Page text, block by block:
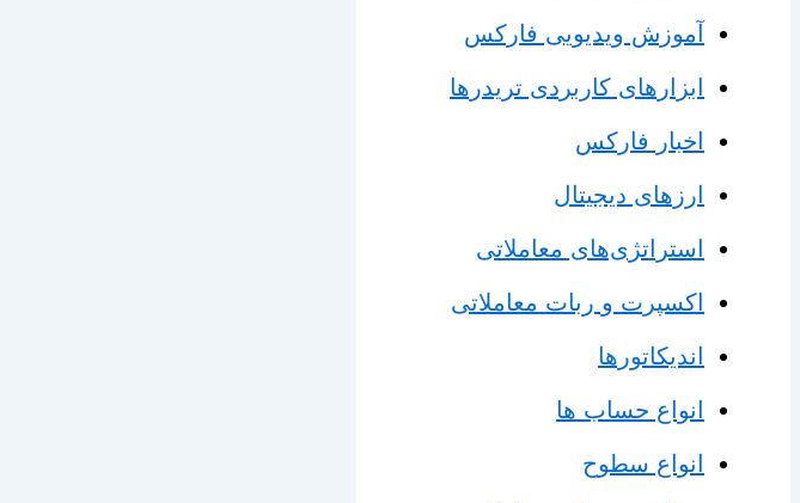
آموزش ویدیویی فارکس
ابزارهای کاربردی تریدرها
اخبار فارکس
ارزهای دیجیتال
استراتژی‌های معاملاتی
اکسپرت و ربات معاملاتی
اندیکاتورها
انواع حساب ها
انواع سطوح